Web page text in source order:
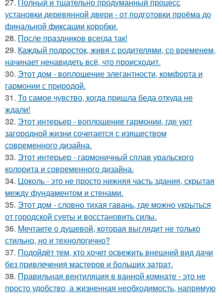
установки деревянной двери - от подготовки проёма до
финальной фиксации коробки.
28. После праздников всегда так!
29. Каждый подросток, живя с родителями, со временем,
начинает ненавидеть всё, что происходит.
30. Этот дом - воплощение элегантности, комфорта и
гармонии с природой.
31. То самое чувство, когда пришла беда откуда не
ждали!
32. Этот интерьер - воплощение гармонии, где уют
загородной жизни сочетается с изяществом
современного дизайна.
33. Этот интерьер - гармоничный сплав уральского
колорита и современного дизайна.
34. Цоколь - это не просто нижняя часть здания, скрытая
между фундаментом и стенами.
35. Этот дом - словно тихая гавань, где можно укрыться
от городской суеты и восстановить силы.
36. Мечтаете о душевой, которая выглядит не только
стильно, но и технологично?
37. Подойдёт тем, кто хочет освежить внешний вид дачи
без привлечения мастеров и больших затрат.
38. Правильная вентиляция в ванной комнате - это не
просто удобство, а жизненная необходимость, напрямую